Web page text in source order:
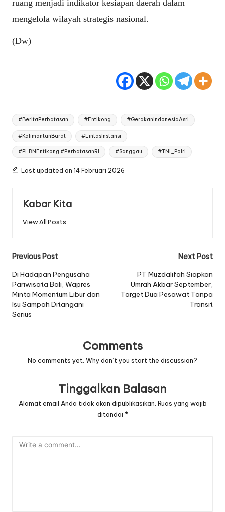
ruang menjadi indikator kesiapan daerah dalam
mengelola wilayah strategis nasional.
(Dw)
Tags:
#BeritaPerbatasan #Entikong #GerakanIndonesiaAsri
#KalimantanBarat #LintasInstansi
#PLBNEntikong #PerbatasanRI #Sanggau #TNI_Polri
Last updated on 14 Februari 2026
Kabar Kita
View All Posts
Post
navigation
Previous Post
Di Hadapan Pengusaha
Pariwisata Bali, Wapres
Minta Momentum Libur dan
Isu Sampah Ditangani
Serius
Next Post
PT Muzdalifah Siapkan
Umrah Akbar September,
Target Dua Pesawat Tanpa
Transit
Comments
No comments yet. Why don’t you start the discussion?
Tinggalkan Balasan
Alamat email Anda tidak akan dipublikasikan. Ruas yang wajib
ditandai *